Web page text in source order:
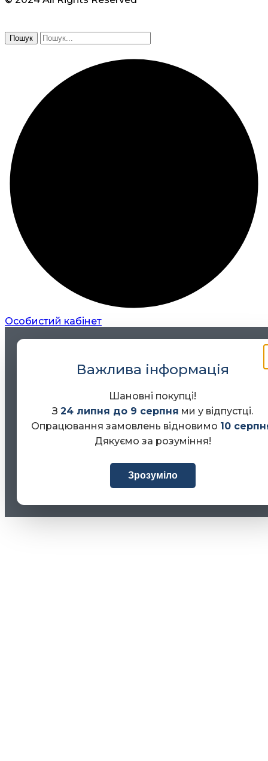
Пошук
Особистий кабінет
Важлива інформація
Шановні покупці!
З24 липня до 9 серпня ми у відпустці.
Опрацювання замовлень відновимо 10
Дякуємо за розуміння!
Зрозуміло